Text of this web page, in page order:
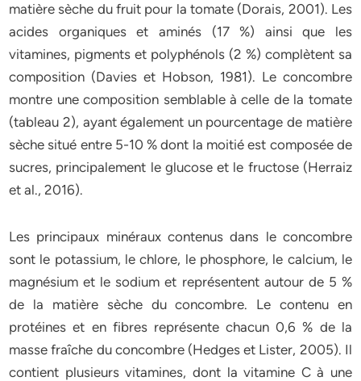
matière sèche du fruit pour la tomate (Dorais, 2001). Les
acides organiques et aminés (17 %) ainsi que les
vitamines, pigments et polyphénols (2 %) complètent sa
composition (Davies et Hobson, 1981). Le concombre
montre une composition semblable à celle de la tomate
(tableau 2), ayant également un pourcentage de matière
sèche situé entre 5-10 % dont la moitié est composée de
sucres, principalement le glucose et le fructose (Herraiz
et al., 2016).
Les principaux minéraux contenus dans le concombre
sont le potassium, le chlore, le phosphore, le calcium, le
magnésium et le sodium et représentent autour de 5 %
de la matière sèche du concombre. Le contenu en
protéines et en fibres représente chacun 0,6 % de la
masse fraîche du concombre (Hedges et Lister, 2005). Il
contient plusieurs vitamines, dont la vitamine C à une